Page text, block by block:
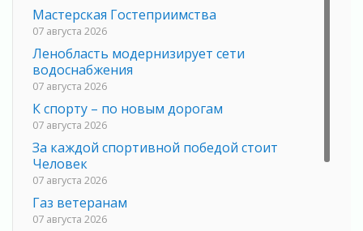
Мастерская Гостеприимства
07 августа 2026
Ленобласть модернизирует сети
водоснабжения
07 августа 2026
К спорту – по новым дорогам
07 августа 2026
За каждой спортивной победой стоит
Человек
07 августа 2026
Газ ветеранам
07 августа 2026